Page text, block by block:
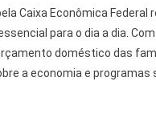
Caixa Econômica
para o dia a dia.
doméstico das
a economia e